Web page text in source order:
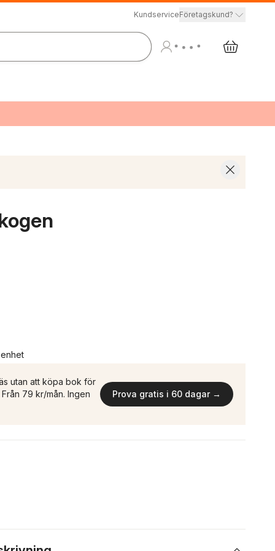
KundserviceFöretagskund?
utan att köpa bok för
79 kr/mån. Ingen
Prova gratis i 60 dagar →